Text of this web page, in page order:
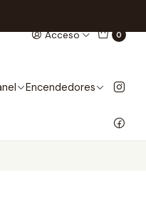
Acceso 0
Encendedores